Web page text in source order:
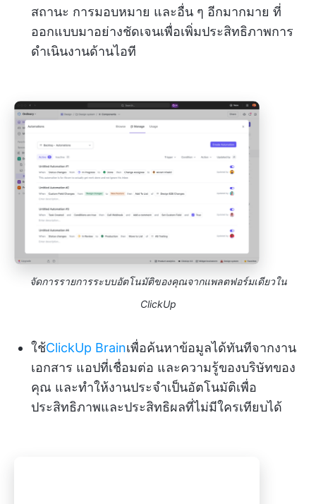
สถานะ การมอบหมาย และอื่น ๆ อีกมากมาย ที่
ออกแบบมาอย่างชัดเจนเพื่อเพิ่มประสิทธิภาพการ
ดำเนินงานด้านไอที
จัดการรายการระบบอัตโนมัติของคุณจากแพลตฟอร์มเดียวใน
ClickUp
ใช้ClickUp Brainเพื่อค้นหาข้อมูลได้ทันทีจากงาน
เอกสาร แอปที่เชื่อมต่อ และความรู้ของบริษัทของ
คุณ และทำให้งานประจำเป็นอัตโนมัติเพื่อ
ประสิทธิภาพและประสิทธิผลที่ไม่มีใครเทียบได้